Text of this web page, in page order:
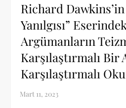
Richard Dawkins’in
Yanılgısı”
Argümanların
Karşılaştırmalı Bir
Karşılaştırmalı